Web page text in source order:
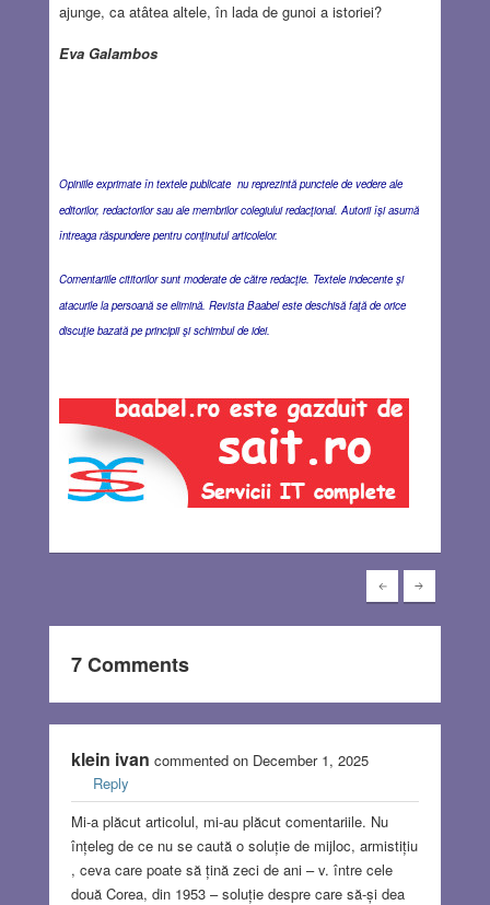
ajunge, ca atâtea altele, în lada de gunoi a istoriei?
Eva Galambos
Opiniile exprimate în textele publicate nu reprezintă punctele de vedere ale
editorilor, redactorilor sau ale membrilor colegiului redacţional. Autorii îşi asumă
întreaga răspundere pentru conţinutul articolelor.
Comentariile cititorilor sunt moderate de către redacţie. Textele indecente şi
atacurile la persoană se elimină. Revista Baabel este deschisă faţă de orice
discuţie bazată pe principii şi schimbul de idei.
7 Comments
klein ivan commented on December 1, 2025
Reply
Mi-a plăcut articolul, mi-au plăcut comentariile. Nu
înțeleg de ce nu se caută o soluție de mijloc, armistițiu
, ceva care poate să țină zeci de ani – v. între cele
două Corea, din 1953 – soluție despre care să-și dea